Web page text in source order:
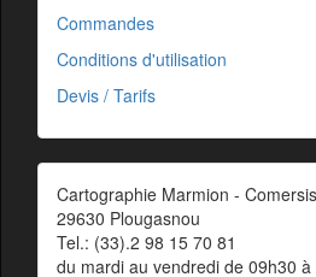
Commandes
Conditions d'utilisation
Devis / Tarifs
Cartographie Marmion -
29630 Plougasnou
Tel.: (33).2 98 15 70 81
du mardi au vendredi de 09h30 à